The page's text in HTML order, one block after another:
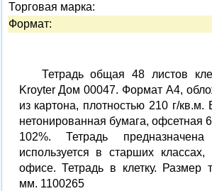
Торговая марка:
Формат:
Тетрадь общая 48 листов
Kroyter Дом 00047. Формат А4,
из картона, плотностью 210 г/кв.м.
нетонированная бумага, офсетная
102%. Тетрадь
используется в старших
офисе. Тетрадь в клетку. Размер
мм. 1100265